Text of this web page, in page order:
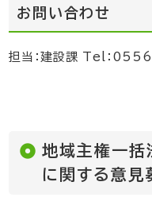
お問い合わせ
担当：建設課 Tel：
地域主権一括
に関する意見